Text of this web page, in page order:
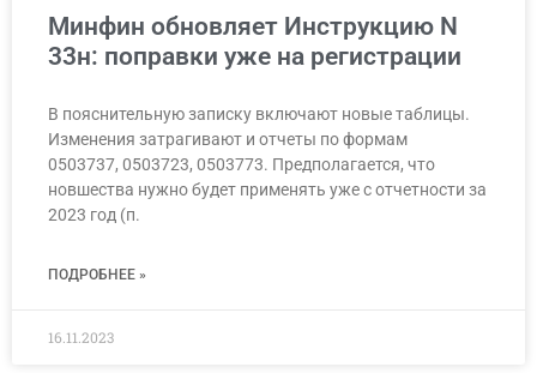
Минфин обновляет Инструкцию N
33н: поправки уже на регистрации
В пояснительную записку включают новые таблицы.
Изменения затрагивают и отчеты по формам
0503737, 0503723, 0503773. Предполагается, что
новшества нужно будет применять уже с отчетности за
2023 год (п.
ПОДРОБНЕЕ »
16.11.2023